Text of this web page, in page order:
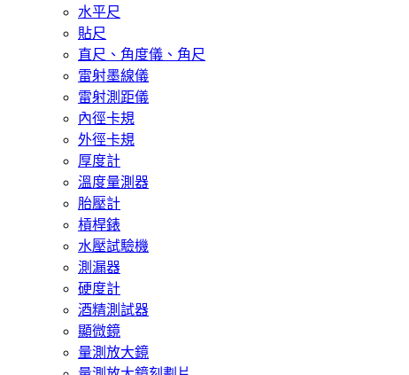
水平尺
貼尺
直尺、角度儀、角尺
雷射墨線儀
雷射測距儀
內徑卡規
外徑卡規
厚度計
溫度量測器
胎壓計
槓桿錶
水壓試驗機
測漏器
硬度計
酒精測試器
顯微鏡
量測放大鏡